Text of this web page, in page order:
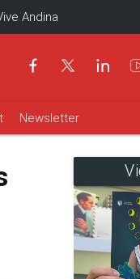
Andina
Newsletter